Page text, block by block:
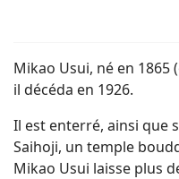
Mikao Usui, né en 1865
il décéda en 1926.
Il est enterré, ainsi que
Saihoji, un temple
Mikao Usui laisse plus